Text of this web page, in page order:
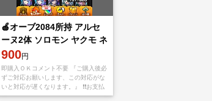
🍎オーブ2084所持 アルセ
ーヌ2体 ソロモン ヤクモ ネ
オ🍎
900円
即購入ＯＫコメント不要 『ご購入後必
ずご対応お願いします、この対応がな
いと対応が遅くなります。』 ❗️❗️お支払
い後、アプリをappStoreもしくは